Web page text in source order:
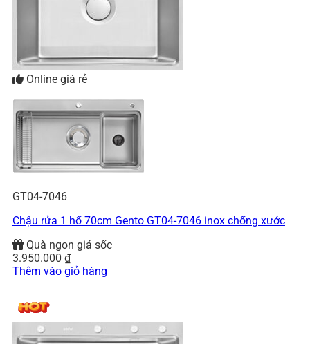
Online giá rẻ
GT04-7046
Chậu rửa 1 hố 70cm Gento GT04-7046 inox chống xước
Quà ngon giá sốc
3.950.000 ₫
Thêm vào giỏ hàng